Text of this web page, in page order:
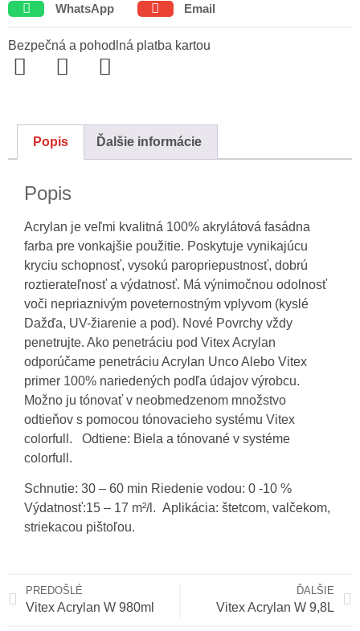
WhatsApp
Email
Bezpečná a pohodlná platba kartou
Popis Ďalšie informácie
Popis
Acrylan je veľmi kvalitná 100% akrylátová fasádna
farba pre vonkajšie použitie. Poskytuje vynikajúcu
kryciu schopnosť, vysokú paropriepustnosť, dobrú
roztierateľnosť a výdatnosť. Má výnimočnou odolnosť
voči nepriaznivým poveternostným vplyvom (kyslé
Dažďa, UV-žiarenie a pod). Nové Povrchy vždy
penetrujte. Ako penetráciu pod Vitex Acrylan
odporúčame penetráciu Acrylan Unco Alebo Vitex
primer 100% nariedených podľa údajov výrobcu.
Možno ju tónovať v neobmedzenom množstvo
odtieňov s pomocou tónovacieho systému Vitex
colorfull. Odtiene: Biela a tónované v systéme
colorfull.
Schnutie: 30 – 60 min Riedenie vodou: 0 -10 %
Výdatnosť:15 – 17 m²/l. Aplikácia: štetcom, valčekom,
striekacou pištoľou.
PREDOŠLÉ
Vitex Acrylan W 980ml
ĎALŠIE
Vitex Acrylan W 9,8L